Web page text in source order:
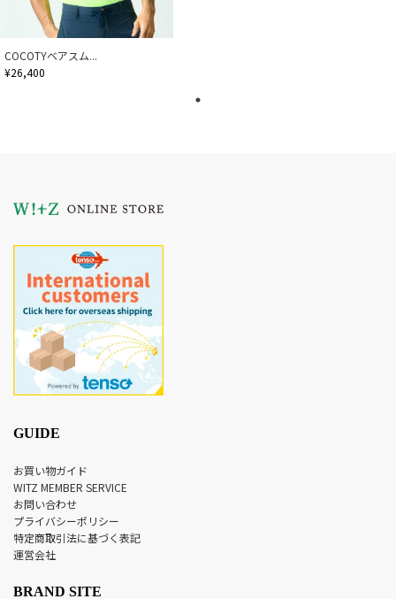
COCOTYベアスム...
¥26,400
GUIDE
お買い物ガイド
WITZ MEMBER SERVICE
お問い合わせ
プライバシーポリシー
特定商取引法に基づく表記
運営会社
BRAND SITE